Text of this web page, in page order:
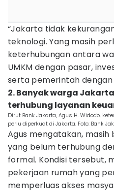
“Jakarta tidak
teknologi. Yang masih
keterhubungan antara
UMKM dengan pasar,
serta pemerintah
2. Banyak warga
terhubung layanan
Dirut Bank Jakarta, Agus H. Widodo,
perlu diperkuat di Jakarta. Foto: Bank
Agus mengatakan,
yang belum terhubung
formal. Kondisi tersebut,
pekerjaan rumah yang
memperluas akses